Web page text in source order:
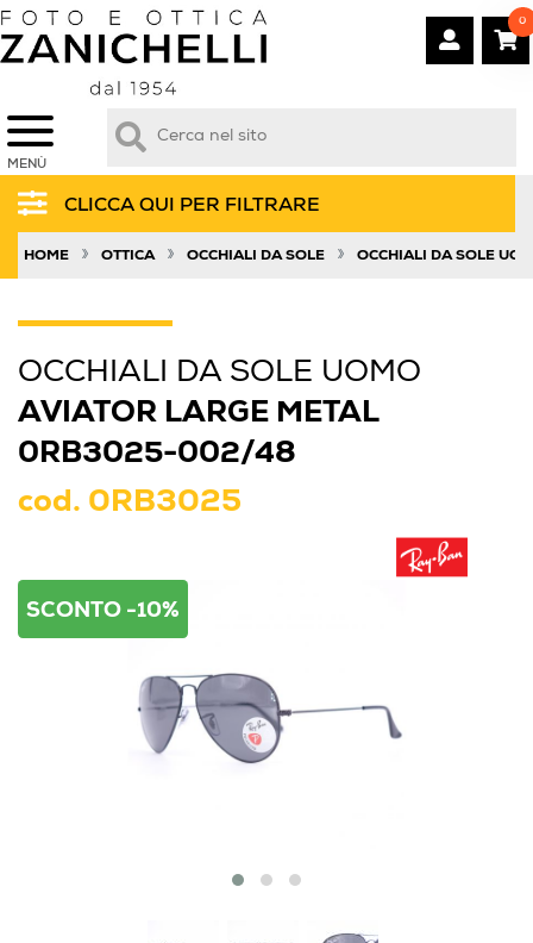
MENÙ
0
CLICCA QUI PER FILTRARE
HOME » OTTICA » OCCHIALI DA SOLE » OCCHIALI DA SOLE
OCCHIALI DA SOLE UOMO
AVIATOR LARGE METAL
0RB3025-002/48
cod. 0RB3025
SCONTO -10%